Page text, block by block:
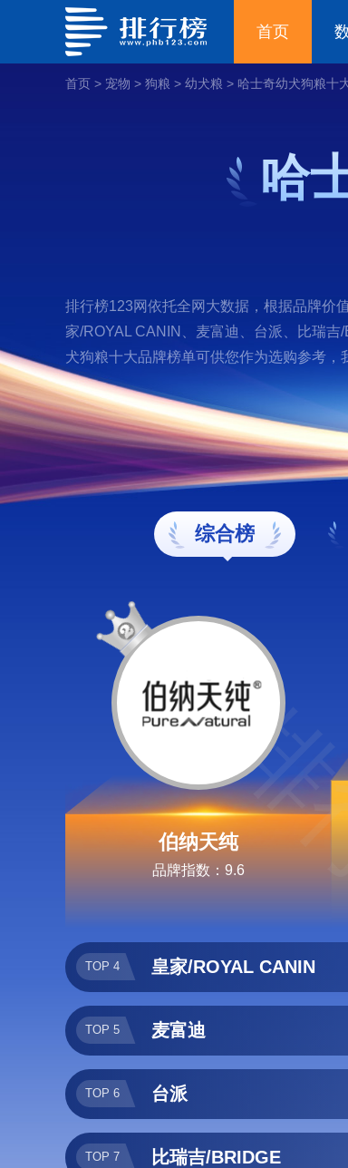
首页
首页 > 宠物 > 狗粮 > 幼犬粮 > 哈士奇幼犬狗粮十
哈
排行榜123网依托全网大数据，根据品牌价
家/ROYAL CANIN、麦富迪、台派、比瑞
犬狗粮十大品牌榜单可供您作为选购参考
综合榜
伯纳天纯
品牌指数：9.6
TOP 4 皇家/ROYAL CANIN
TOP 5 麦富迪
TOP 6 台派
TOP 7 比瑞吉/BRIDGE